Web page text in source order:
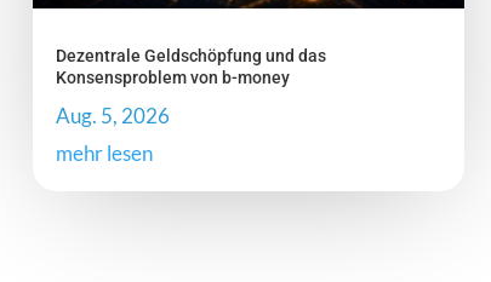
Dezentrale Geldschöpfung und das
Konsensproblem von b-money
Aug. 5, 2026
mehr lesen